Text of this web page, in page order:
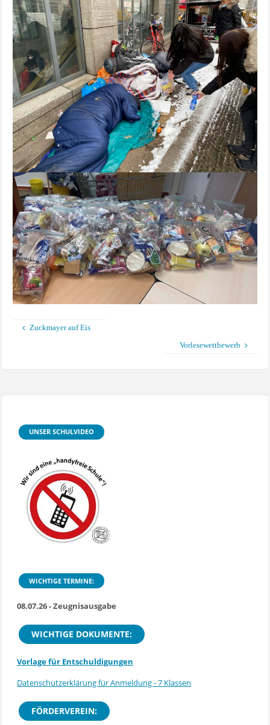
Zuckmayer auf Eis
Vorlesewettbewerb
UNSER SCHULVIDEO
WICHTIGE TERMINE:
08.07.26 - Zeugnisausgabe
WICHTIGE DOKUMENTE:
Vorlage für Entschuldigungen
Datenschutzerklärung für Anmeldung - 7 Klassen
FÖRDERVEREIN: